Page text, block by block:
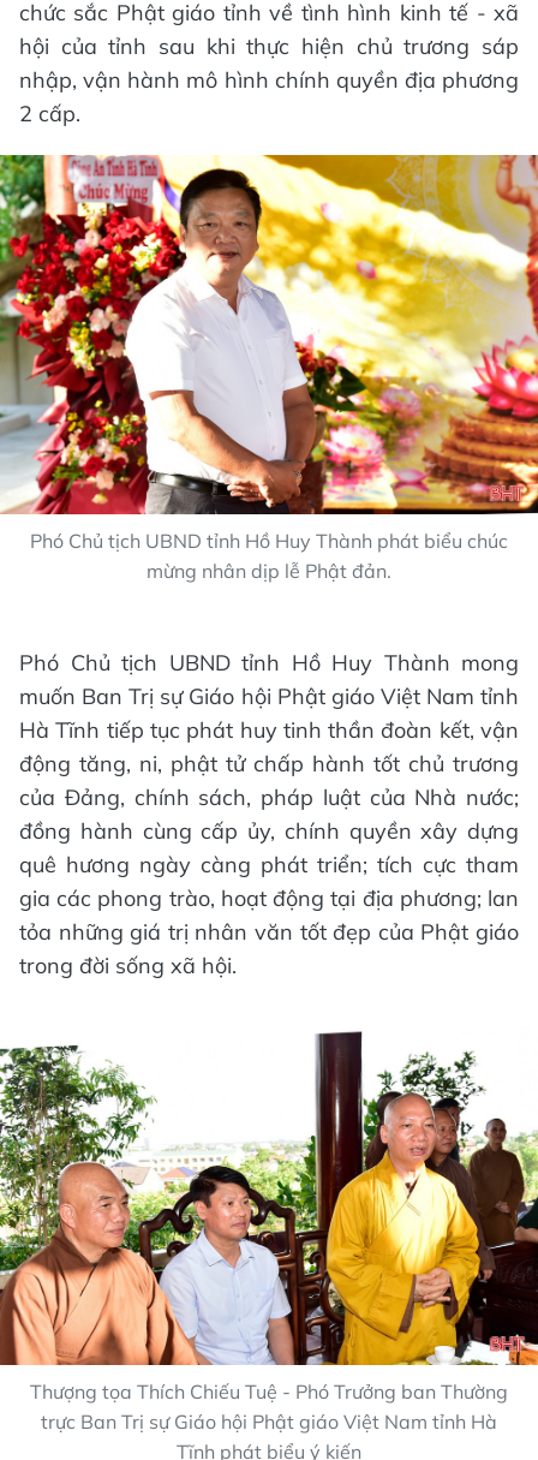
chức sắc Phật giáo tỉnh về tình hình kinh tế - xã
hội của tỉnh sau khi thực hiện chủ trương sáp
nhập, vận hành mô hình chính quyền địa phương
2 cấp.
Phó Chủ tịch UBND tỉnh Hồ Huy Thành phát biểu chúc
mừng nhân dịp lễ Phật đản.
Phó Chủ tịch UBND tỉnh Hồ Huy Thành mong
muốn Ban Trị sự Giáo hội Phật giáo Việt Nam tỉnh
Hà Tĩnh tiếp tục phát huy tinh thần đoàn kết, vận
động tăng, ni, phật tử chấp hành tốt chủ trương
của Đảng, chính sách, pháp luật của Nhà nước;
đồng hành cùng cấp ủy, chính quyền xây dựng
quê hương ngày càng phát triển; tích cực tham
gia các phong trào, hoạt động tại địa phương; lan
tỏa những giá trị nhân văn tốt đẹp của Phật giáo
trong đời sống xã hội.
Thượng tọa Thích Chiếu Tuệ - Phó Trưởng ban Thường
trực Ban Trị sự Giáo hội Phật giáo Việt Nam tỉnh Hà
Tĩnh phát biểu ý kiến